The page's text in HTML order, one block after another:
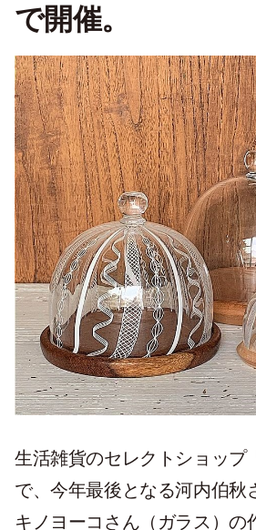
で開催。
生活雑貨のセレクトショップ
で、今年最後となる河内伯秋
キノヨーコさん（ガラス）の